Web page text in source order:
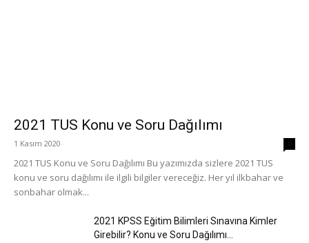
2021 TUS Konu ve Soru Dağılımı
1 Kasım 2020
2021 TUS Konu ve Soru Dağılımı Bu yazımızda sizlere 2021 TUS
konu ve soru dağılımı ile ilgili bilgiler vereceğiz. Her yıl ilkbahar ve
sonbahar olmak...
2021 KPSS Eğitim Bilimleri Sınavına Kimler
Girebilir? Konu ve Soru Dağılımı...